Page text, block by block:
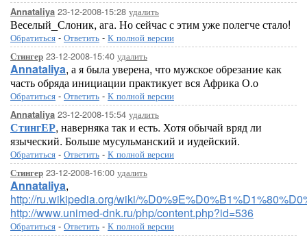
Annataliya 23-12-2008-15:28 удалить
Веселый_Слоник, ага. Но сейчас с этим уже полегче стало!
Обратиться - Ответить - К полной версии
Стингер 23-12-2008-15:40 удалить
Annataliya, а я была уверена, что мужское обрезание как
часть обряда инициации практикует вся Африка О.о
Обратиться - Ответить - К полной версии
Annataliya 23-12-2008-15:54 удалить
СтингЕР, наверняка так и есть. Хотя обычай вряд ли
языческий. Больше мусульманский и иудейский.
Обратиться - Ответить - К полной версии
Стингер 23-12-2008-16:00 удалить
Annataliya,
http://ru.wikipedia.org/wiki/
http://www.unimed-dnk.ru/php/content.php?id=536
Обратиться - Ответить - К полной версии